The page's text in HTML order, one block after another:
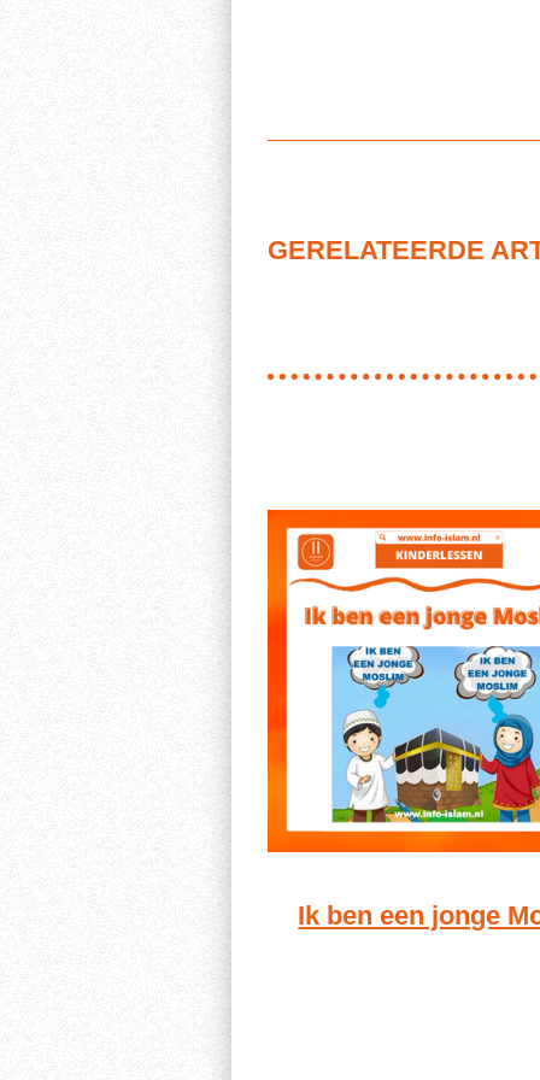
GERELATEERDE
Ik ben een jonge